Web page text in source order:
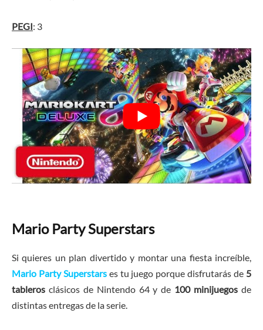
PEGI: 3
Mario Party Superstars
Si quieres un plan divertido y montar una fiesta increíble,
Mario Party Superstarses tu juego porque disfrutarás de 5
tableros clásicos de Nintendo 64 y de 100 minijuegos de
distintas entregas de la serie.